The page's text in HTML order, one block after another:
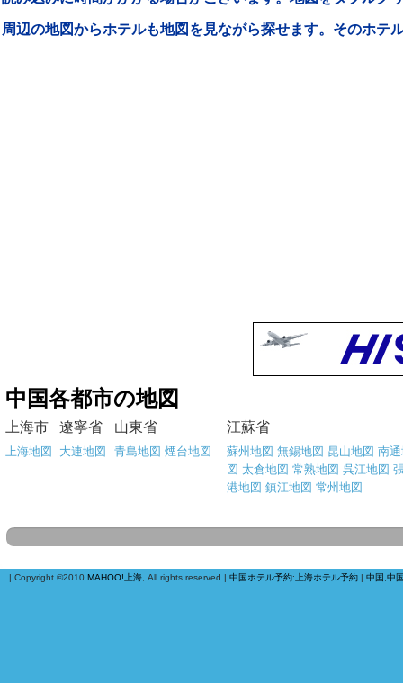
周辺の地図からホテルも地図を見ながら探せます。そのホテ
中国各都市の地図
上海市 遼寧省 山東省 江蘇省
上海地図 大連地図 青島地図 煙台地図 蘇州地図 無錫地図 昆山地図 南
図 太倉地図 常熟地図 呉江地図
港地図 鎮江地図 常州地図
| Copyright ©2010 MAHOO!上海 , All rights reserved.| 中国ホテル予約: 上海ホテル予約 | 中国,中